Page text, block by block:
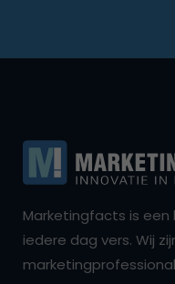
Marketingfacts is
iedere dag vers. Wij